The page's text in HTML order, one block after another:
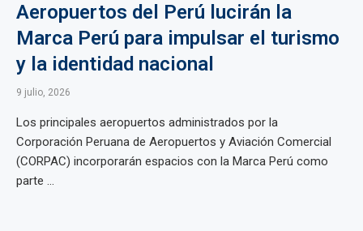
Aeropuertos del Perú lucirán la
Marca Perú para impulsar el turismo
y la identidad nacional
9 julio, 2026
Los principales aeropuertos administrados por la
Corporación Peruana de Aeropuertos y Aviación Comercial
(CORPAC) incorporarán espacios con la Marca Perú como
parte ...